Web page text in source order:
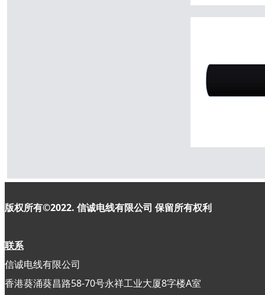
版权所有©2022. 信诚电线有限公司 保留所有权利
联系
信诚电线有限公司
香港葵涌葵昌路58-70号永祥工业大厦8字楼A室